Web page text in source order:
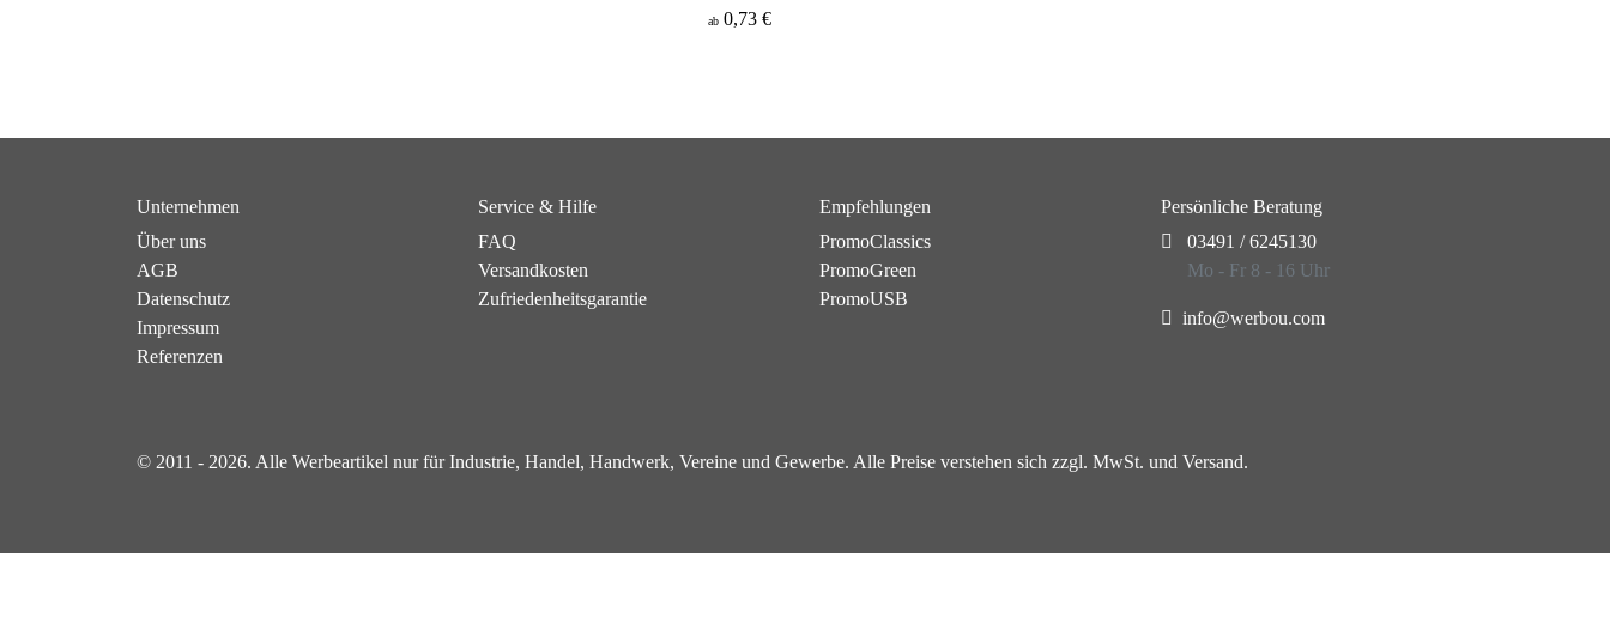
ab 0,73 €
Unternehmen
Über uns
AGB
Datenschutz
Impressum
Referenzen
Service & Hilfe
FAQ
Versandkosten
Zufriedenheitsgarantie
Empfehlungen
PromoClassics
PromoGreen
PromoUSB
Persönliche Beratung
03491 / 6245130
Mo - Fr 8 - 16 Uhr
info@werbou.com
© 2011 - 2026. Alle Werbeartikel nur für Industrie, Handel, Handwerk, Vereine und Gewerbe. Alle Preise verstehen sich zzgl. MwSt. und Versand.